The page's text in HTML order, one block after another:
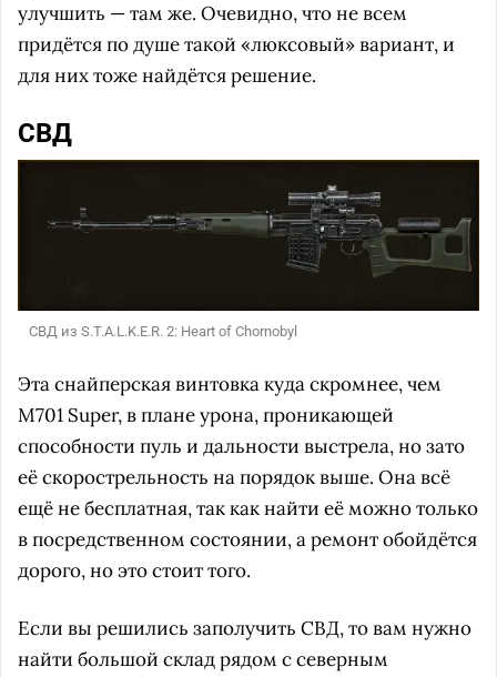
улучшить — там же. Очевидно, что не всем
придётся по душе такой «люксовый» вариант, и
для них тоже найдётся решение.
СВД
СВД из S.T.A.L.K.E.R. 2: Heart of Chornobyl
Эта снайперская винтовка куда скромнее, чем
M701 Super, в плане урона, проникающей
способности пуль и дальности выстрела, но зато
её скорострельность на порядок выше. Она всё
ещё не бесплатная, так как найти её можно только
в посредственном состоянии, а ремонт обойдётся
дорого, но это стоит того.
Если вы решились заполучить СВД, то вам нужно
найти большой склад рядом с северным